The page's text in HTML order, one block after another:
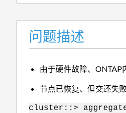
问题描述
由于硬件故障、ONTAP
节点已恢复、但交还失
cluster::>